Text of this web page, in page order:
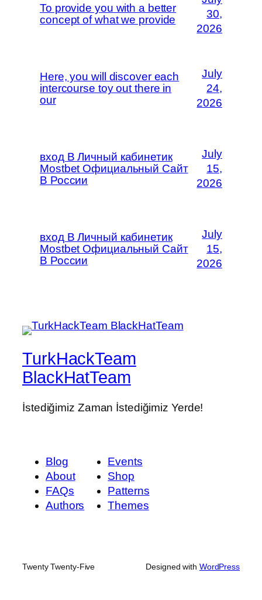
To provide you with a better
concept of what we provide
30,
2026
Here, you will discover each
intercourse toy out there in
our
July
24,
2026
вход В Личный кабинетик
Mostbet Официальный Сайт
В России
July
15,
2026
вход В Личный кабинетик
Mostbet Официальный Сайт
В России
July
15,
2026
TurkHackTeam
BlackHatTeam
İstediğimiz Zaman İstediğimiz Yerde!
Blog
About
FAQs
Authors
Events
Shop
Patterns
Themes
Twenty Twenty-Five Designed with WordPress